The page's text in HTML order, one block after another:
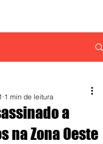
a
na Zona Oeste
1 min de leitura